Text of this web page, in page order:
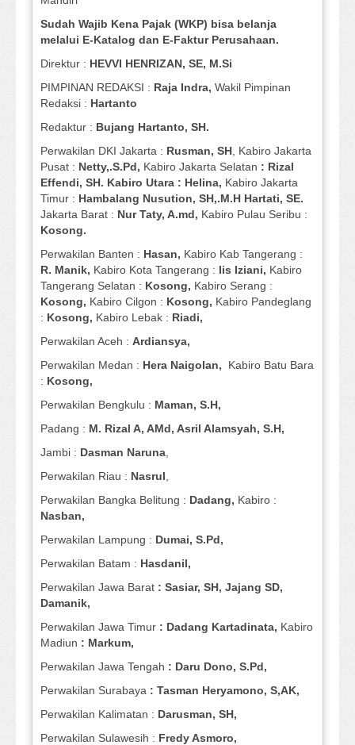
Sudah Wajib Kena Pajak (WKP) bisa belanja
melalui E-Katalog dan E-Faktur Perusahaan.
Direktur : HEVVI HENRIZAN, SE, M.Si
PIMPINAN REDAKSI : Raja Indra, Wakil Pimpinan
Redaksi : Hartanto
Redaktur : Bujang Hartanto, SH.
Perwakilan DKI Jakarta : Rusman, SH , Kabiro Jakarta
Pusat : Netty,.S.Pd, Kabiro Jakarta Selatan : Rizal
Effendi, SH. Kabiro Utara : Helina, Kabiro Jakarta
Timur : Hambalang Nusution, SH,.M.H Hartati, SE.
Jakarta Barat : Nur Taty, A.md, Kabiro Pulau Seribu :
Kosong.
Perwakilan Banten : Hasan, Kabiro Kab Tangerang :
R. Manik, Kabiro Kota Tangerang : Iis Iziani, Kabiro
Tangerang Selatan : Kosong, Kabiro Serang :
Kosong, Kabiro Cilgon : Kosong, Kabiro Pandeglang
: Kosong, Kabiro Lebak : Riadi,
Perwakilan Aceh : Ardiansya,
Perwakilan Medan : Hera Naigolan, Kabiro Batu Bara
: Kosong,
Perwakilan Bengkulu : Maman, S.H,
Padang : M. Rizal A, AMd, Asril Alamsyah, S.H,
Jambi : Dasman Naruna
Perwakilan Riau : Nasrul
Perwakilan Bangka Belitung : Dadang, Kabiro :
Nasban,
Perwakilan Lampung : Dumai, S.Pd,
Perwakilan Batam : Hasdanil,
Perwakilan Jawa Barat : Sasiar, SH, Jajang SD,
Damanik,
Perwakilan Jawa Timur : Dadang Kartadinata, Kabiro
Madiun : Markum,
Perwakilan Jawa Tengah : Daru Dono, S.Pd,
Perwakilan Surabaya : Tasman Heryamono, S,AK,
Perwakilan Kalimatan : Darusman, SH,
Perwakilan Sulawesih : Fredy Asmoro,